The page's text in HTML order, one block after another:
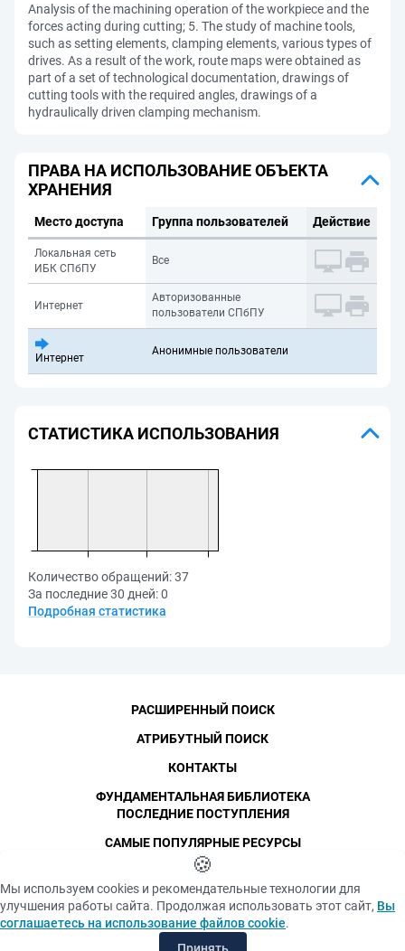
Analysis of the machining operation of the workpiece and the
forces acting during cutting; 5. The study of machine tools,
such as setting elements, clamping elements, various types of
drives. As a result of the work, route maps were obtained as
part of a set of technological documentation, drawings of
cutting tools with the required angles, drawings of a
hydraulically driven clamping mechanism.
ПРАВА НА ИСПОЛЬЗОВАНИЕ ОБЪЕКТА
ХРАНЕНИЯ
Место доступа Группа пользователей Действие
Локальная сеть
ИБК СПбПУ
Все
Интернет
Авторизованные
пользователи СПбПУ
Интернет
Анонимные пользователи
СТАТИСТИКА ИСПОЛЬЗОВАНИЯ
Количество обращений:37
За последние 30 дней:0
Подробная статистика
СПбПУ, 1996-2026
Авторские права и персональные данные
Фотографии размещены с согласия
изображённых лиц в соответствии
с требованиями законодательства
о персональных данных. Согласно
Политика конфиденциальности
Положение об использовании «cookie» файлов
РАСШИРЕННЫЙ ПОИСК
АТРИБУТНЫЙ ПОИСК
КОНТАКТЫ
ФУНДАМЕНТАЛЬНАЯ БИБЛИОТЕКА
ПОСЛЕДНИЕ ПОСТУПЛЕНИЯ
САМЫЕ ПОПУЛЯРНЫЕ РЕСУРСЫ
🍪
Мы используем cookies и рекомендательные технологии для
улучшения работы сайта. Продолжая использовать этот сайт, Вы
соглашаетесь на использование файлов cookie.